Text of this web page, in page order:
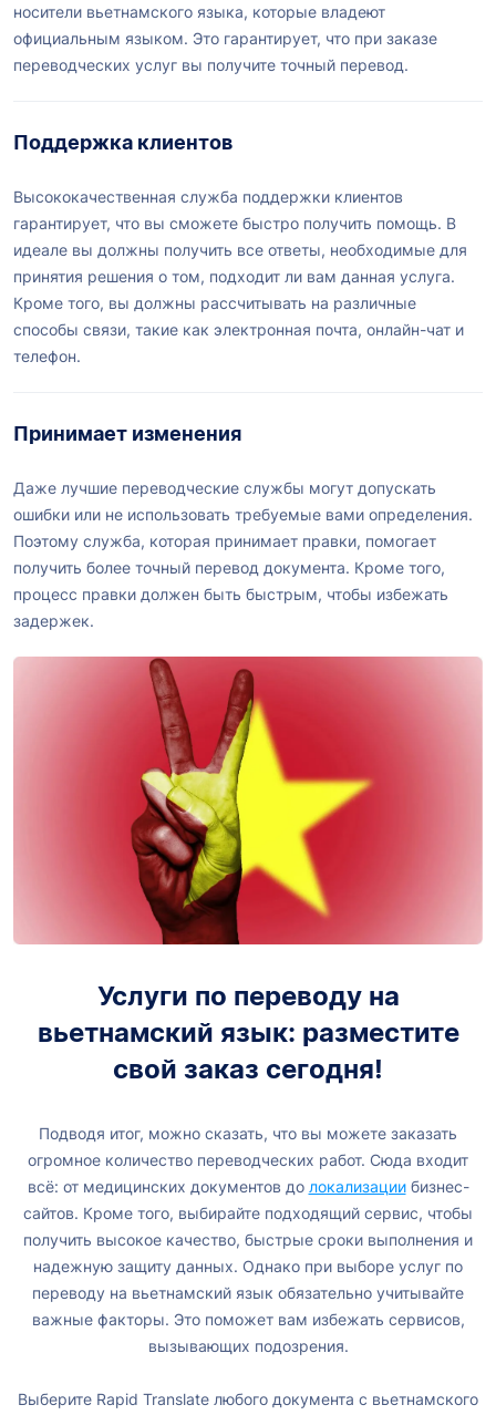
носители вьетнамского языка, которые владеют
официальным языком. Это гарантирует, что при заказе
переводческих услуг вы получите точный перевод.
Поддержка клиентов
Высококачественная служба поддержки клиентов
гарантирует, что вы сможете быстро получить помощь. В
идеале вы должны получить все ответы, необходимые для
принятия решения о том, подходит ли вам данная услуга.
Кроме того, вы должны рассчитывать на различные
способы связи, такие как электронная почта, онлайн-чат и
телефон.
Принимает изменения
Даже лучшие переводческие службы могут допускать
ошибки или не использовать требуемые вами определения.
Поэтому служба, которая принимает правки, помогает
получить более точный перевод документа. Кроме того,
процесс правки должен быть быстрым, чтобы избежать
задержек.
Услуги по переводу на
вьетнамский язык: разместите
свой заказ сегодня!
Подводя итог, можно сказать, что вы можете заказать
огромное количество переводческих работ. Сюда входит
всё: от медицинских документов до локализациибизнес-
сайтов. Кроме того, выбирайте подходящий сервис, чтобы
получить высокое качество, быстрые сроки выполнения и
надежную защиту данных. Однако при выборе услуг по
переводу на вьетнамский язык обязательно учитывайте
важные факторы. Это поможет вам избежать сервисов,
вызывающих подозрения.
Выберите Rapid Translate любого документа с вьетнамского